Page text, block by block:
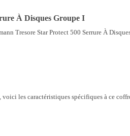
À Disques Groupe I
Tresore Star Protect 500 Serrure À
les caractéristiques spécifiques à ce